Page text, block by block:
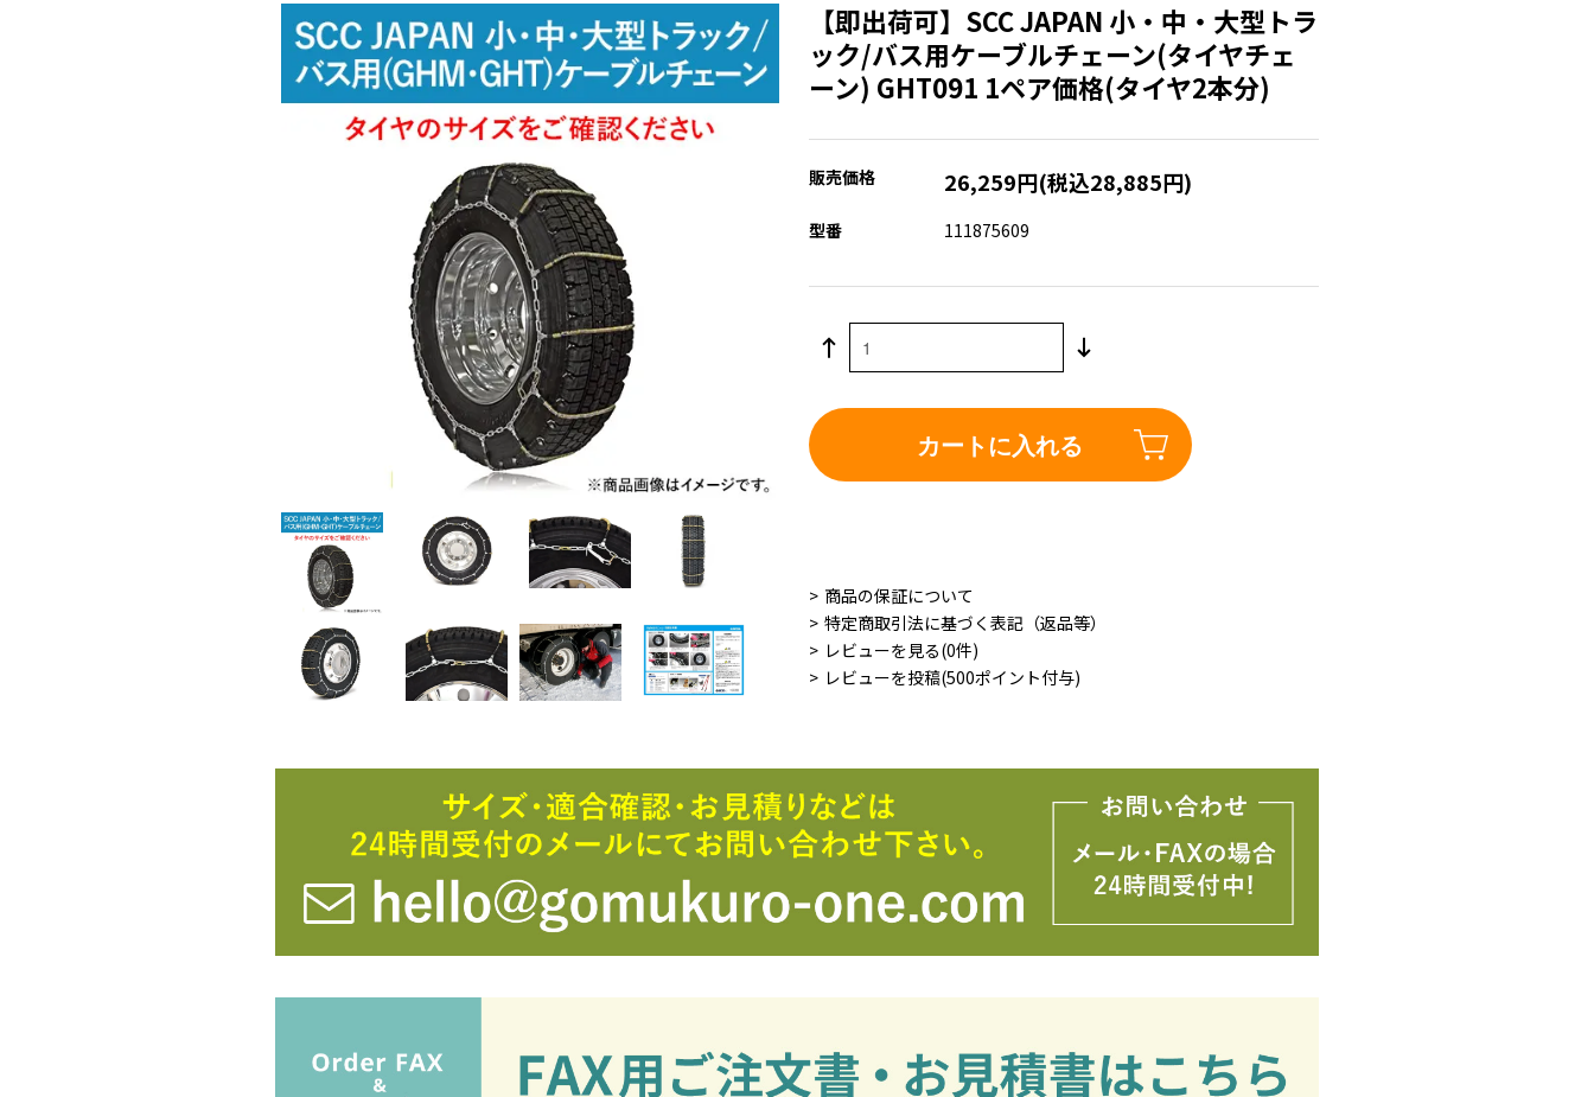
【即出荷可】SCC JAPAN 小・中・大型トラ
ック/バス用ケーブルチェーン(タイヤチェ
ーン) GHT091 1ペア価格(タイヤ2本分)
販売価格 26,259円(税込28,885円)
型番 111875609
カートに入れる
商品の保証について
特定商取引法に基づく表記（返品等）
レビューを見る(0件)
レビューを投稿(500ポイント付与)